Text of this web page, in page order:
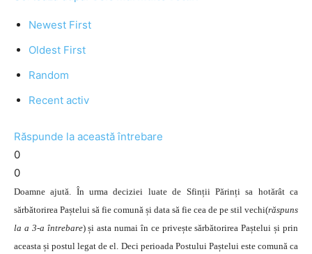
Newest First
Oldest First
Random
Recent activ
Răspunde la această întrebare
0
0
Doamne ajută. În urma deciziei luate de Sfinții Părinți sa hotărât ca
sărbătorirea Paștelui să fie comună și data să fie cea de pe stil vechi(răspuns
la a 3-a întrebare) și asta numai în ce privește sărbătorirea Paștelui și prin
aceasta și postul legat de el. Deci perioada Postului Paștelui este comună ca